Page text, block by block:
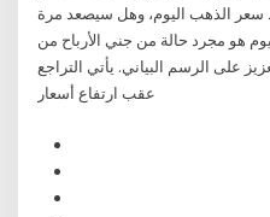
ما سر هبوط سعر الذهب اليوم، وهل سيصعد مرة
هو مجرد حالة من جني الأرباح من
على الرسم البياني. يأتي التراجع
عقب ارتفاع أسعار